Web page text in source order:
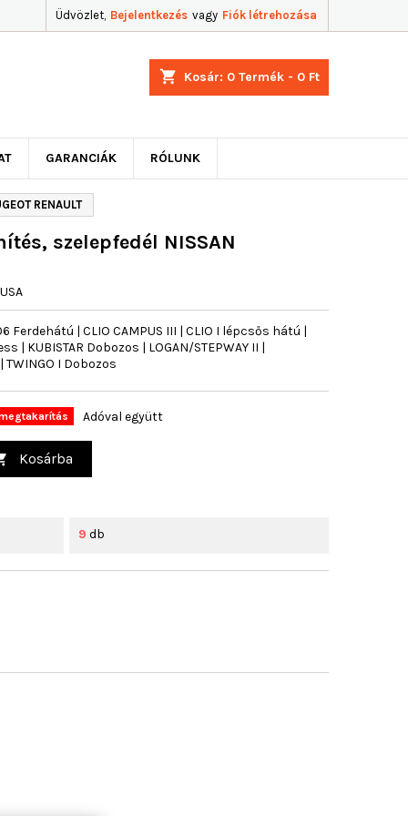
Üdvözlet, Bejelentkezés vagy Fiók létrehozása
shopping_cart Kosár: 0 Termék - 0 Ft
GARANCIÁK RÓLUNK
RENAULT
szelepfedél NISSAN
Ferdehátú | CLIO CAMPUS III | CLIO I lépcsős hátú |
| KUBISTAR Dobozos | LOGAN/STEPWAY II |
TWINGO I Dobozos
Adóval együtt
Kosárba
9 db